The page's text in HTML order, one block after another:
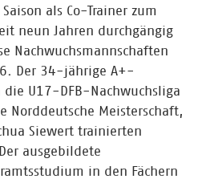
als Co-Trainer zum
neun Jahren durchgängig
Nachwuchsmannschaften
Der 34-jährige A+-
U17-DFB-Nachwuchsliga
Meisterschaft,
Siewert trainierten
ausgebildete
in den Fächern